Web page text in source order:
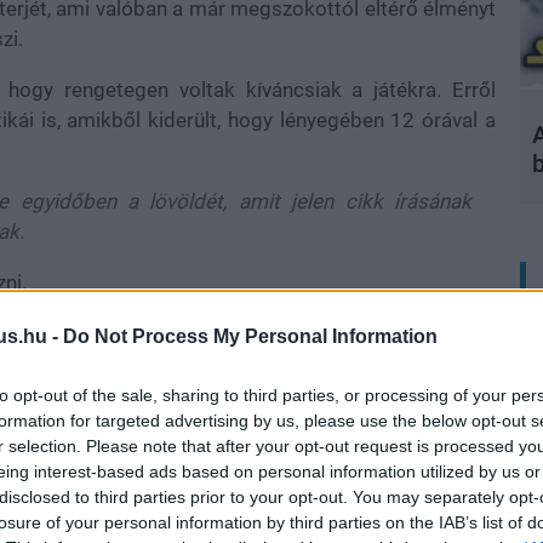
- Do Not Process My Personal Information
opt-out of the sale, sharing to third parties, or processing of your
for targeted advertising by us, please use the below opt-out
selection. Please note that after your opt-out request is processed
interest-based ads based on personal information utilized by us
to third parties prior to your opt-out. You may separately
of your personal information by third parties on the IAB’s list of
ami valóban a már megszokottól eltérő élményt
rengetegen voltak kíváncsiak a játékra. Erről
is, amikből kiderült, hogy lényegében 12 órával a
a lövöldét, amit jelen cikk írásának
fog, hiszen már a novemberi béta időszak
úgy, hogy ekkor még közel sem volt a
felépített shooter.
szerepelnek, ami általában jelentős hányadát teszi ki